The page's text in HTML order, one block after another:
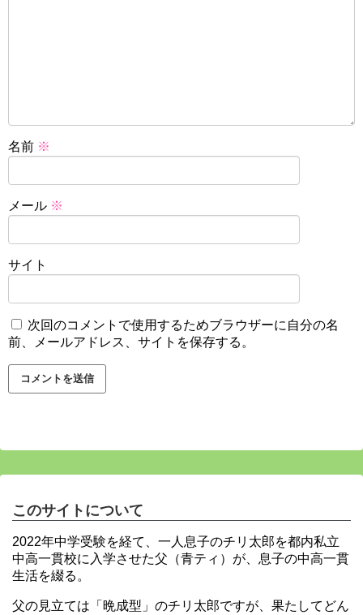
名前 ※
メール ※
サイト
次回のコメントで使用するためブラウザーに自分の名
前、メールアドレス、サイトを保存する。
このサイトについて
2022年中学受験を経て、一人息子のチリ太郎を都内私立
中高一貫校に入学させた父（青ティ）が、息子の中高一貫
生活を綴る。
父の見立ては「晩成型」のチリ太郎ですが、果たしてどん